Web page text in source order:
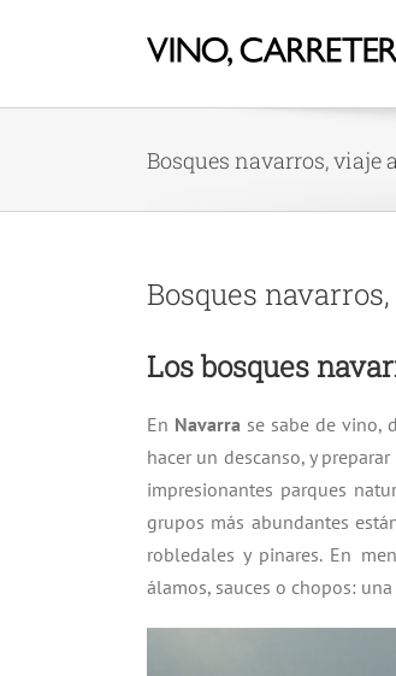
Bosques navarros, viaje
Bosques
Los bosques
En Navarra se sabe de vino,
hacer un descanso, y
impresionantes parques
grupos más abundantes
robledales y pinares. En
álamos, sauces o chopos: